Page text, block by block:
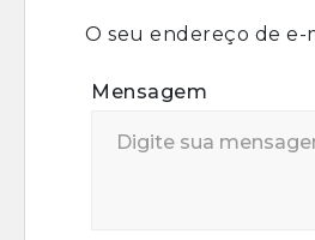
O seu endereço de e-
Mensagem